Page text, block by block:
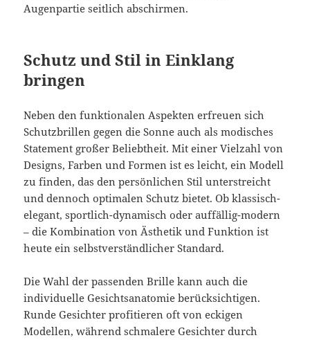
Augenpartie seitlich abschirmen.
Schutz und Stil in Einklang
bringen
Neben den funktionalen Aspekten erfreuen sich
Schutzbrillen gegen die Sonne auch als modisches
Statement großer Beliebtheit. Mit einer Vielzahl von
Designs, Farben und Formen ist es leicht, ein Modell
zu finden, das den persönlichen Stil unterstreicht
und dennoch optimalen Schutz bietet. Ob klassisch-
elegant, sportlich-dynamisch oder auffällig-modern
– die Kombination von Ästhetik und Funktion ist
heute ein selbstverständlicher Standard.
Die Wahl der passenden Brille kann auch die
individuelle Gesichtsanatomie berücksichtigen.
Runde Gesichter profitieren oft von eckigen
Modellen, während schmalere Gesichter durch